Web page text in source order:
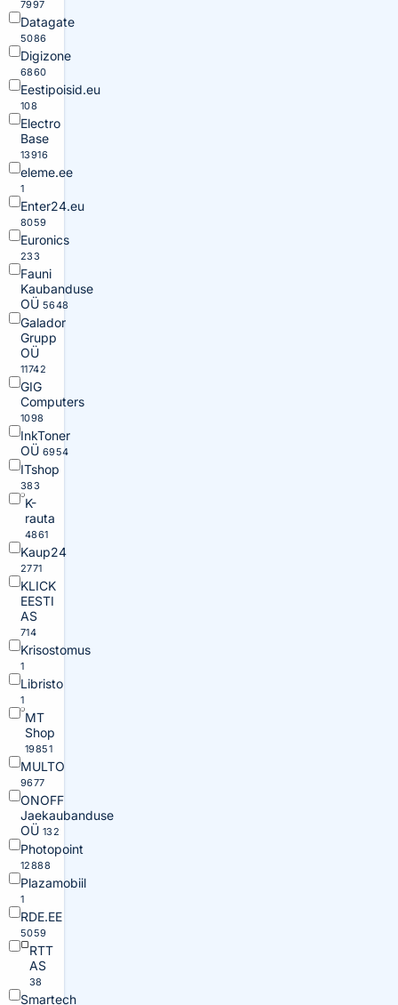
7997
Datagate
5086
Digizone
6860
Eestipoisid.eu
108
Electro
Base
13916
eleme.ee
1
Enter24.eu
8059
Euronics
233
Fauni
Kaubanduse
OÜ 5648
Galador
Grupp
OÜ
11742
GIG
Computers
1098
InkToner
OÜ 6954
ITshop
383
K-
rauta
4861
Kaup24
2771
KLICK
EESTI
AS
714
Krisostomus
1
Libristo
1
MT
Shop
19851
MULTO
9677
ONOFF
Jaekaubanduse
OÜ 132
Photopoint
12888
Plazamobiil
1
RDE.EE
5059
RTT
AS
38
Smartech